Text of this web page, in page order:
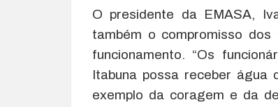
O presidente da EMASA,
também o compromisso
funcionamento. “Os
Itabuna possa receber água
exemplo da coragem e da